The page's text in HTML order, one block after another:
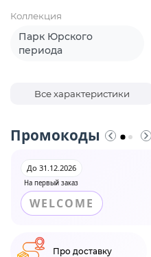
Коллекция
Парк Юрского
периода
Все характеристики
Промокоды
На первый заказ
До 31.12.2026
WELCOME
Про доставку